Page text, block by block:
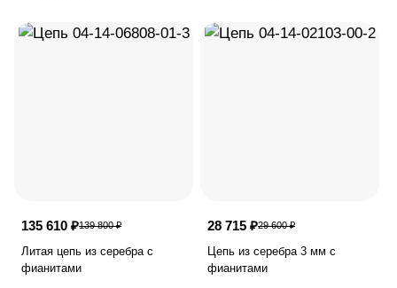
135 610 ₽139 800 ₽
Литая цепь из серебра с
фианитами
28 715 ₽29 600 ₽
Цепь из серебра 3 мм с
фианитами